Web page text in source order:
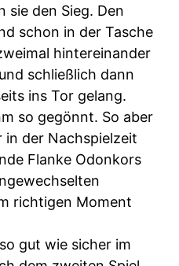
sie den Sieg. Den
schon in der Tasche
hintereinander
schließlich dann
ins Tor gelang.
so gegönnt. So aber
in der Nachspielzeit
Flanke Odonkors
richtigen Moment
gut wie sicher im